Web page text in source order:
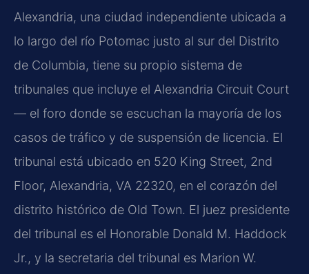
Alexandria, una ciudad independiente ubicada a
lo largo del río Potomac justo al sur del Distrito
de Columbia, tiene su propio sistema de
tribunales que incluye el Alexandria Circuit Court
— el foro donde se escuchan la mayoría de los
casos de tráfico y de suspensión de licencia. El
tribunal está ubicado en 520 King Street, 2nd
Floor, Alexandria, VA 22320, en el corazón del
distrito histórico de Old Town. El juez presidente
del tribunal es el Honorable Donald M. Haddock
Jr., y la secretaria del tribunal es Marion W.